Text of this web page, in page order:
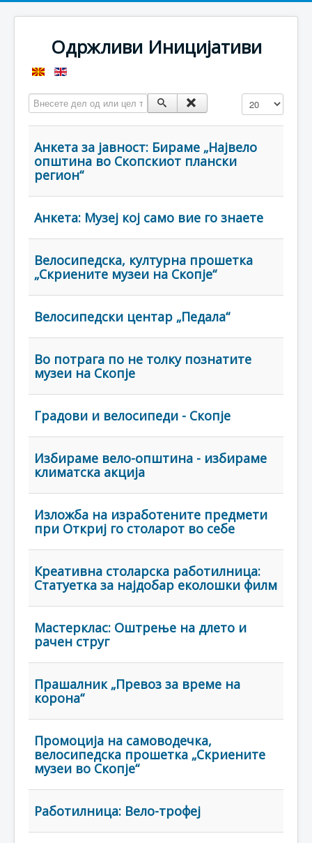
Одржливи Иницијативи
Внесете дел од или цел таг Прикажи #
Анкета за јавност: Бираме „Највело
општина во Скопскиот плански
регион“
Анкета: Музеј кој само вие го знаете
Велосипедска, културна прошетка
„Скриените музеи на Скопје“
Велосипедски центар „Педала“
Во потрага по не толку познатите
музеи на Скопје
Градови и велосипеди - Скопје
Избираме вело-општина - избираме
климатска акција
Изложба на изработените предмети
при Откриј го столарот во себе
Креативна столарска работилница:
Статуетка за најдобар еколошки филм
Мастерклас: Оштрење на длето и
рачен струг
Прашалник „Превоз за време на
корона“
Промоција на самоводечка,
велосипедска прошетка „Скриените
музеи во Скопје“
Работилница: Вело-трофеј